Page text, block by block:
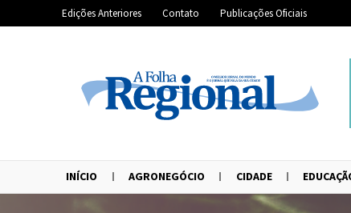
Edições Anteriores Contato Publicações Oficiais
INÍCIO AGRONEGÓCIO CIDADE